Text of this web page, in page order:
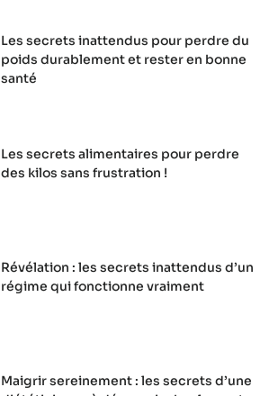
Les secrets inattendus pour perdre du
poids durablement et rester en bonne
santé
Les secrets alimentaires pour perdre
des kilos sans frustration !
Révélation : les secrets inattendus d’un
régime qui fonctionne vraiment
Maigrir sereinement : les secrets d’une